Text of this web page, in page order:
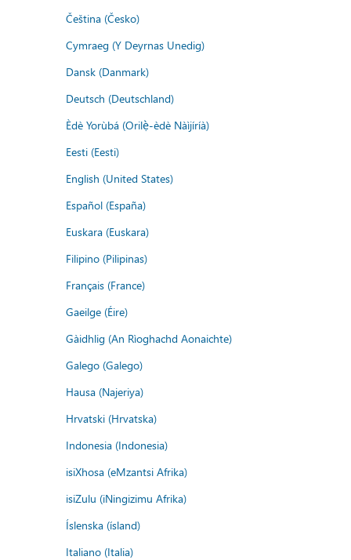
Čeština (Česko)
Cymraeg (Y Deyrnas Unedig)
Dansk (Danmark)
Deutsch (Deutschland)
Èdè Yorùbá (Orilẹ̀-èdè Nàìjíríà)
Eesti (Eesti)
English (United States)
Español (España)
Euskara (Euskara)
Filipino (Pilipinas)
Français (France)
Gaeilge (Éire)
Gàidhlig (An Rìoghachd Aonaichte)
Galego (Galego)
Hausa (Najeriya)
Hrvatski (Hrvatska)
Indonesia (Indonesia)
isiXhosa (eMzantsi Afrika)
isiZulu (iNingizimu Afrika)
Íslenska (ísland)
Italiano (Italia)